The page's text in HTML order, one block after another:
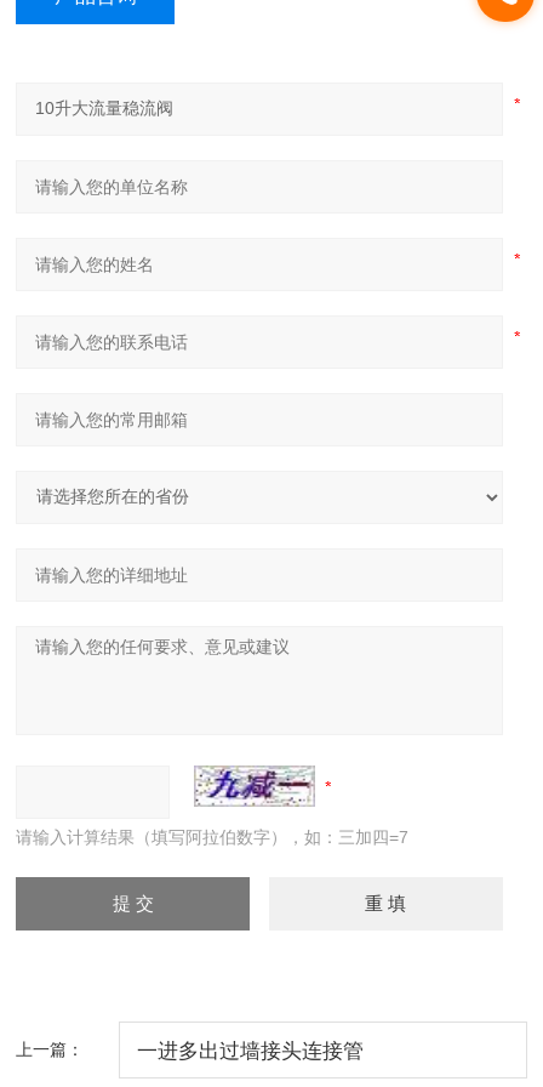
请输入计算结果（填写阿拉伯数字），如：三加四=7
上一篇： 一进多出过墙接头连接管